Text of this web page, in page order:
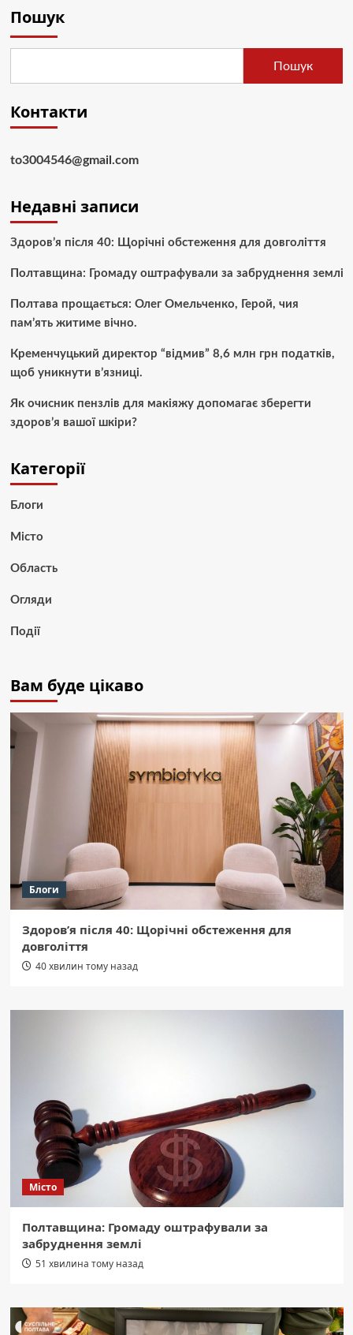
Пошук
Пошук
Контакти
to3004546@gmail.com
Недавні записи
Здоров’я після 40: Щорічні обстеження для довголіття
Полтавщина: Громаду оштрафували за забруднення землі
Полтава прощається: Олег Омельченко, Герой, чия
пам’ять житиме вічно.
Кременчуцький директор “відмив” 8,6 млн грн податків,
щоб уникнути в’язниці.
Як очисник пензлів для макіяжу допомагає зберегти
здоров’я вашої шкіри?
Категорії
Блоги
Місто
Область
Огляди
Події
Вам буде цікаво
Блоги
Здоров’я після 40: Щорічні обстеження для
довголіття
40 хвилин тому назад
Місто
Полтавщина: Громаду оштрафували за
забруднення землі
51 хвилина тому назад